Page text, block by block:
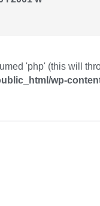
'php' (this will
wp-